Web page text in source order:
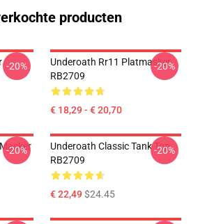
producten
-20%
Underoath Rr11 Platmasker
RB2709
€ 18,29 - € 20,70
-20%
-20%
Underoath Classic Tank Top
RB2709
€ 22,49$24.45
-20%